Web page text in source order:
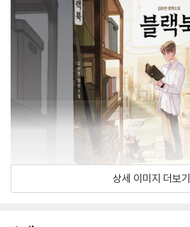
상세 이미지 더보기